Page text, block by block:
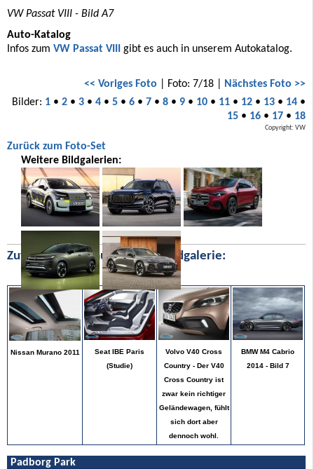
VW Passat VIII - Bild A7
Auto-Katalog
Infos zum VW Passat VIII gibt es auch in unserem Autokatalog.
<< Voriges Foto | Foto: 7/18 | Nächstes Foto >>
Bilder: 1• 2• 3• 4• 5• 6• 7• 8• 9• 10• 11• 12• 13• 14•
15• 16• 17• 18
Copyright: VW
Zurück zum Foto-Set
Weitere Bildgalerien:
Zufällige Bilder aus unserer Bildgalerie:
Nissan Murano 2011
Seat IBE Paris
(Studie)
Volvo V40 Cross
Country - Der V40
Cross Country ist
zwar kein richtiger
Geländewagen, fühlt
sich dort aber
dennoch wohl.
BMW M4 Cabrio
2014 - Bild 7
Padborg Park